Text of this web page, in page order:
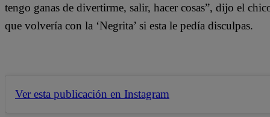
tengo ganas de divertirme, salir, hacer cosas”, dijo el
que volvería con la ‘Negrita’ si esta le pedía disculpas.
Ver esta publicación en Instagram